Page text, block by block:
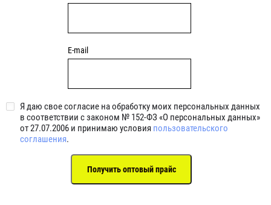
E-mail
Я даю свое согласие на обработку моих персональных данных
в соответствии с законом № 152-ФЗ «О персональных данных»
от 27.07.2006 и принимаю условия пользовательского
соглашения.